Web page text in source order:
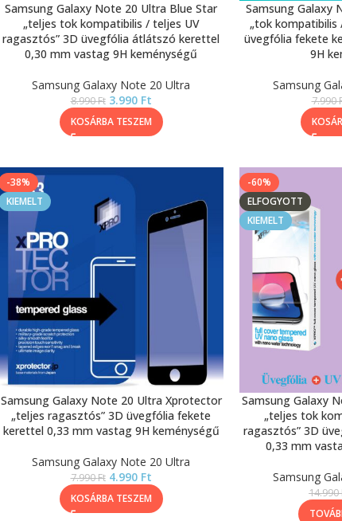
Samsung Galaxy Note 20 Ultra Blue Star
„teljes tok kompatibilis / teljes UV
ragasztós” 3D üvegfólia átlátszó kerettel
0,30 mm vastag 9H keménységű
Samsung Galaxy Note 20 Ultra
8.990Ft 3.990 Ft
KOSÁRBA TESZEM
Samsung Galaxy
„tok
üvegfólia fekete
9H
Samsung
7.990
-38%
KIEMELT
Samsung Galaxy Note 20 Ultra Xprotector
„teljes ragasztós” 3D üvegfólia fekete
kerettel 0,33 mm vastag 9H keménységű
Samsung Galaxy Note 20 Ultra
7.990Ft 4.990 Ft
KOSÁRBA TESZEM
-60%
ELFOGYOTT
KIEMELT
Samsung Galaxy
„teljes tok
ragasztós” 3D
0,33 mm
Samsung
14.990